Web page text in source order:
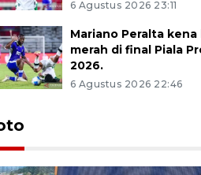
6 Agustus 2026 23:11
Mariano Peralta
merah di final Piala
2026.
6 Agustus 2026 22:46